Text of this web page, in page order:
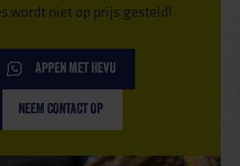
wordt niet op prijs gesteld!
APPEN MET HEVU
NEEM CONTACT OP